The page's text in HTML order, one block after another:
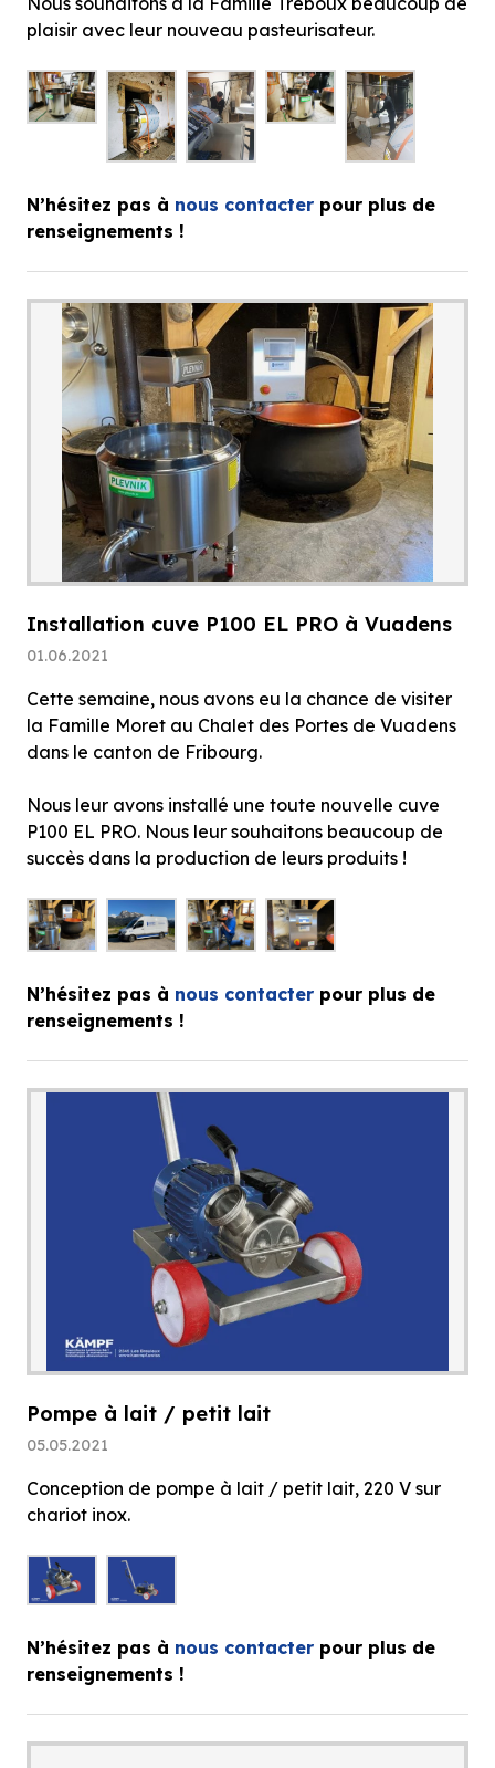
plaisir avec leur nouveau pasteurisateur.
N’hésitez pas à nous contacter pour plus de
renseignements !
Installation cuve P100 EL PRO à Vuadens
01.06.2021
Cette semaine, nous avons eu la chance de visiter
la Famille Moret au Chalet des Portes de Vuadens
dans le canton de Fribourg.
Nous leur avons installé une toute nouvelle cuve
P100 EL PRO. Nous leur souhaitons beaucoup de
succès dans la production de leurs produits !
N’hésitez pas à nous contacter pour plus de
renseignements !
Pompe à lait / petit lait
05.05.2021
Conception de pompe à lait / petit lait, 220 V sur
chariot inox.
N’hésitez pas à nous contacter pour plus de
renseignements !